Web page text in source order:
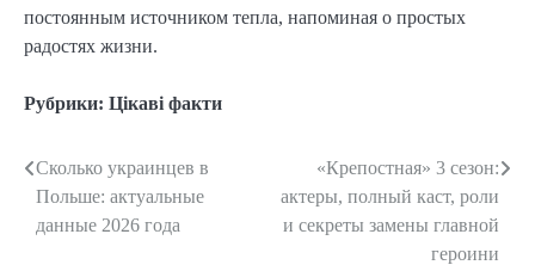
постоянным источником тепла, напоминая о простых
радостях жизни.
Рубрики: Цікаві факти
Навигация
по
Сколько украинцев в
Польше: актуальные
данные 2026 года
«Крепостная» 3 сезон:
актеры, полный каст, роли
и секреты замены главной
героини